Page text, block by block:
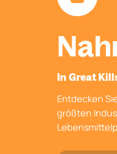
In Great
Entdecken
größten